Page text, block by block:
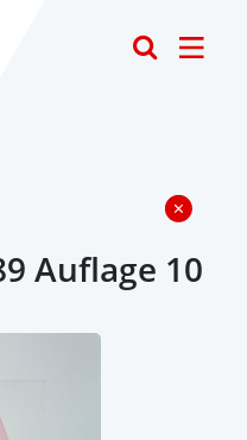
Auflage 10